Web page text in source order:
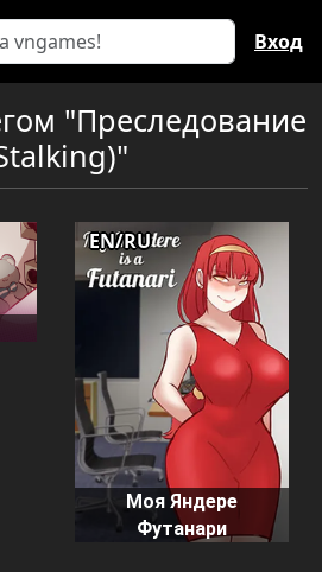
Вход
"Преследование
Моя Яндере
Футанари
EN/RU